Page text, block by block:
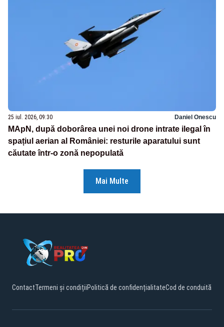
25 iul. 2026, 09:30 Daniel Onescu
MApN, după doborârea unei noi drone intrate ilegal în
spațiul aerian al României: resturile aparatului sunt
căutate într-o zonă nepopulată
Mai Multe
ContactTermeni și condițiiPolitică de confidențialitateCod de conduită